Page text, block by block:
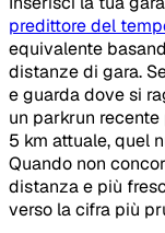
predittore del
equivalente
distanze di gara.
e guarda dove si
un parkrun
5 km attuale, quel
Quando non
distanza e più
verso la cifra più